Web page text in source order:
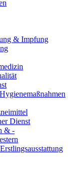
& Impfung
Dienst
& -